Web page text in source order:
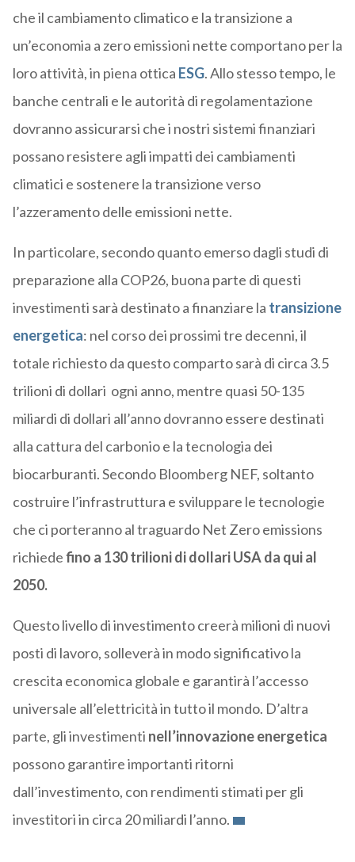
che il cambiamento climatico e la transizione a
un’economia a zero emissioni nette comportano per la
loro attività, in piena ottica ESG. Allo stesso tempo, le
banche centrali e le autorità di regolamentazione
dovranno assicurarsi che i nostri sistemi finanziari
possano resistere agli impatti dei cambiamenti
climatici e sostenere la transizione verso
l’azzeramento delle emissioni nette.
In particolare, secondo quanto emerso dagli studi di
preparazione alla COP26, buona parte di questi
investimenti sarà destinato a finanziare la transizione
energetica: nel corso dei prossimi tre decenni, il
totale richiesto da questo comparto sarà di circa 3.5
trilioni di dollari ogni anno, mentre quasi 50-135
miliardi di dollari all’anno dovranno essere destinati
alla cattura del carbonio e la tecnologia dei
biocarburanti. Secondo Bloomberg NEF, soltanto
costruire l’infrastruttura e sviluppare le tecnologie
che ci porteranno al traguardo Net Zero emissions
richiedefino a 130 trilioni di dollari USA da qui al
2050.
Questo livello di investimento creerà milioni di nuovi
posti di lavoro, solleverà in modo significativo la
crescita economica globale e garantirà l’accesso
universale all’elettricità in tutto il mondo. D’altra
parte, gli investimenti nell’innovazione energetica
possono garantire importanti ritorni
dall’investimento, con rendimenti stimati per gli
investitori in circa 20 miliardi l’anno.